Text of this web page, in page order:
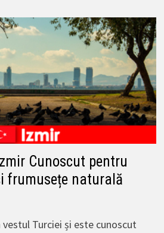
Cunoscut pentru
frumusețe naturală
Turciei și este cunoscut